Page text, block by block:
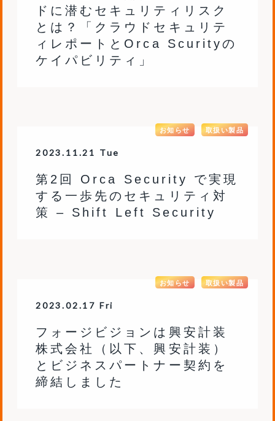
ドに潜むセキュリティリスク
とは？「クラウドセキュリテ
ィレポートとOrca Scurityの
ケイパビリティ」
2023.11.21 Tue
お知らせ 取扱い製品
第2回 Orca Security で実現
する一歩先のセキュリティ対
策 – Shift Left Security
2023.02.17 Fri
お知らせ 取扱い製品
フォージビジョンは興安計装
株式会社（以下、興安計装）
とビジネスパートナー契約を
締結しました